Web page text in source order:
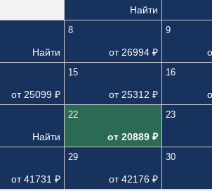
Найти
Найти
8
от 26994 ₽
9
от 25099 ₽
15
от 25312 ₽
16
Найти
22
от 20889 ₽
23
от 41731 ₽
29
от 42176 ₽
30